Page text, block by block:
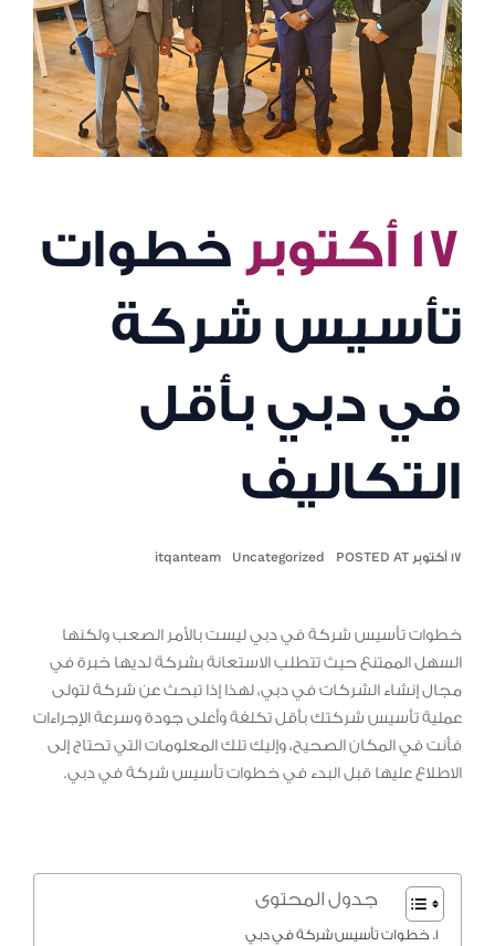
١٧ أكتوبر
خطوات
تأسيس شركة
في دبي بأقل
التكاليف
١٧ أكتوبر POSTED AT Uncategorized
itqanteam
خطوات تأسيس شركة في دبي ليست بالأمر الصعب ولكنها
السهل الممتنع حيث تتطلب الاستعانة بشركة لديها خبرة في
مجال إنشاء الشركات في دبي، لهذا إذا تبحث عن شركة لتولى
عملية تأسيس شركتك بأقل تكلفة وأعلى جودة وسرعة الإجراءات
فأنت في المكان الصحيح، وإليك تلك المعلومات التي تحتاج إلى
الاطلاع عليها قبل البدء في خطوات تأسيس شركة في دبي.
جدول المحتوى
خطوات تأسيس شركة في دبي